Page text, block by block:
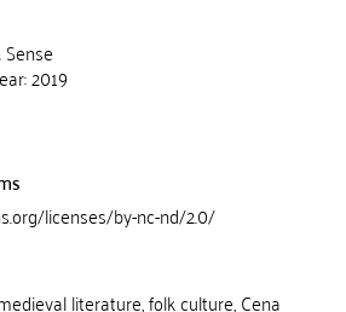
2019
licenses/by-nc-nd/2.0/
literature, folk culture, Cena